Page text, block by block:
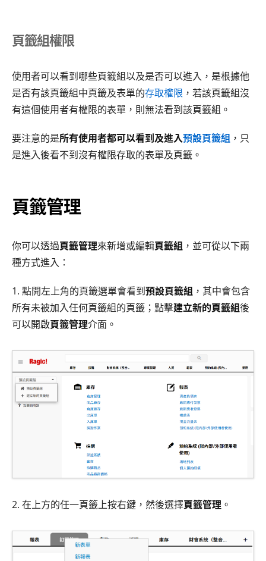
頁籤組權限
使用者可以看到哪些頁籤組以及是否可以進入，是根據他
是否有該頁籤組中頁籤及表單的存取權限 ，若該頁籤組沒
有這個使用者有權限的表單，則無法看到該頁籤組。
要注意的是所有使用者都可以看到及進入預設頁籤組 ，只
是進入後看不到沒有權限存取的表單及頁籤。
頁籤管理
你可以透過頁籤管理來新增或編輯頁籤組 ，並可從以下兩
種方式進入：
1. 點開左上角的頁籤選單會看到預設頁籤組 ，其中會包含
所有未被加入任何頁籤組的頁籤；點擊建立新的頁籤組後
可以開啟頁籤管理介面。
2. 在上方的任一頁籤上按右鍵，然後選擇頁籤管理 。